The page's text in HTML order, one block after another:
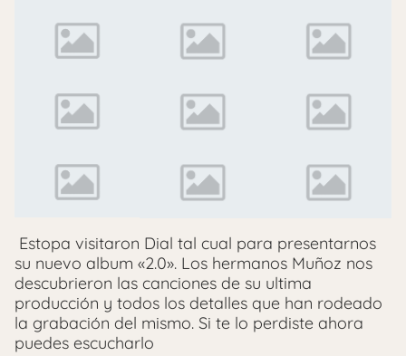
Estopa visitaron Dial tal cual para presentarnos
su nuevo album «2.0». Los hermanos Muñoz nos
descubrieron las canciones de su ultima
producción y todos los detalles que han rodeado
la grabación del mismo. Si te lo perdiste ahora
puedes escucharlo